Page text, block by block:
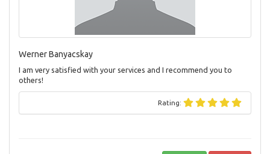
Werner Banyacskay
I am very satisfied with your services and I recommend you to
others!
Rating: